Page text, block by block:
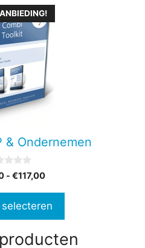
& Ondernemen
- €117,00Prijsklasse:
€117,00